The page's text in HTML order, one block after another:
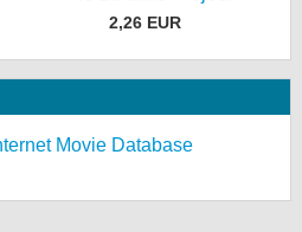
2,26 EUR
Movie Database